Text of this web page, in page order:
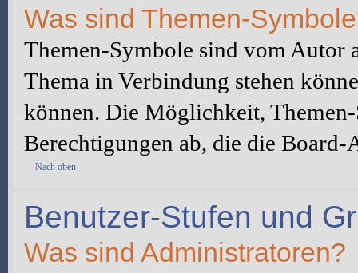
Was sind Themen-
Themen-Symbole sind vom Autor
Thema in Verbindung stehen
können. Die Möglichkeit,
Berechtigungen ab, die die
Nach oben
Benutzer-Stufen und
Was sind Administratoren?